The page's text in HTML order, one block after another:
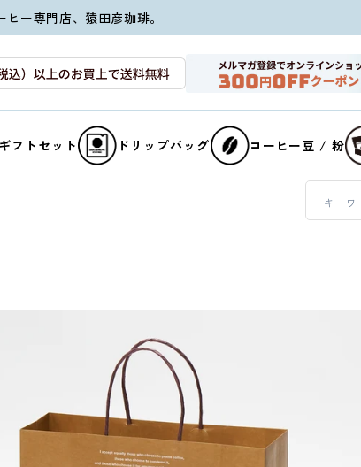
ー専門店、猿田彦珈琲。
ギフトセット ドリップバッグ コーヒー豆 / 粉